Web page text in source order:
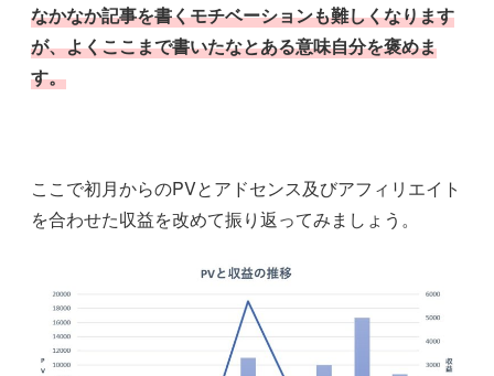
なかなか記事を書くモチベーションも難しくなります
が、よくここまで書いたなとある意味自分を褒めま
す。
ここで初月からのPVとアドセンス及びアフィリエイト
を合わせた収益を改めて振り返ってみましょう。